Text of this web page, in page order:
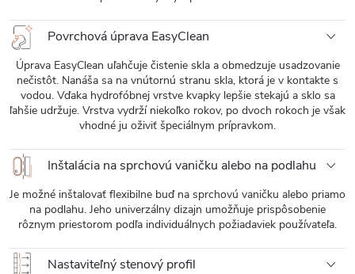
Povrchová úprava EasyClean
Úprava EasyClean uľahčuje čistenie skla a obmedzuje usadzovanie
nečistôt. Nanáša sa na vnútornú stranu skla, ktorá je v kontakte s
vodou. Vďaka hydrofóbnej vrstve kvapky lepšie stekajú a sklo sa
ľahšie udržuje. Vrstva vydrží niekoľko rokov, po dvoch rokoch je však
vhodné ju oživiť špeciálnym prípravkom.
Inštalácia na sprchovú vaničku alebo na podlahu
Je možné inštalovať flexibilne buď na sprchovú vaničku alebo priamo
na podlahu. Jeho univerzálny dizajn umožňuje prispôsobenie
rôznym priestorom podľa individuálnych požiadaviek používateľa.
Nastaviteľný stenový profil